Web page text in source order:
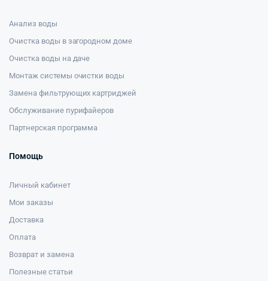
Анализ воды
Очистка воды в загородном доме
Очистка воды на даче
Монтаж системы очистки воды
Замена фильтрующих картриджей
Обслуживание пурифайеров
Партнерская программа
Помощь
Личный кабинет
Мои заказы
Доставка
Оплата
Возврат и замена
Полезные статьи